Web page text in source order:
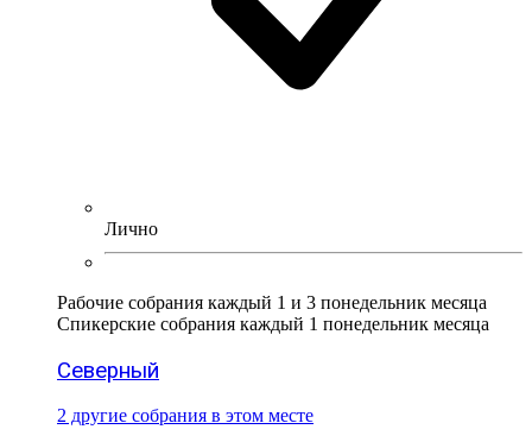
Лично
Рабочие собрания каждый 1 и 3 понедельник месяца
Спикерские собрания каждый 1 понедельник месяца
Северный
2 другие собрания в этом месте